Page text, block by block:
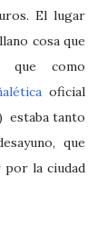
El lugar
cosa que
que como
oficial
estaba tanto
que
por la ciudad